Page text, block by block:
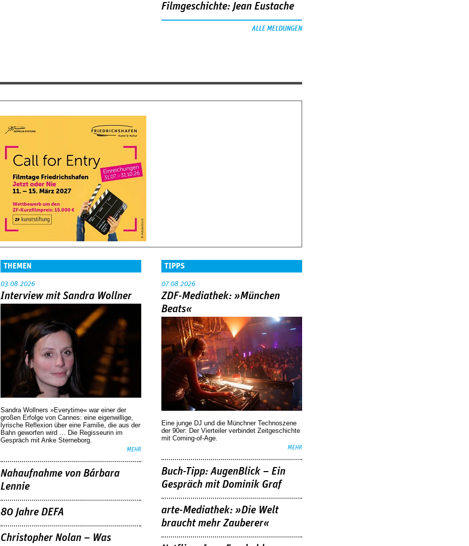
Filmgeschichte: Jean Eustache
ALLE MELDUNGEN
THEMEN
03.08.2026
Interview mit Sandra Wollner
Sandra Wollners »Everytime« war einer der
großen Erfolge von Cannes: eine eigenwillige,
lyrische Reflexion über eine ­Familie, die aus der
Bahn geworfen wird … Die Regisseurin im
Gespräch mit Anke Sterneborg.
MEHR
Nahaufnahme von Bárbara
Lennie
80 Jahre DEFA
Christopher Nolan – Was
TIPPS
07.08.2026
ZDF-Mediathek: »München
Beats«
Eine junge DJ und die Münchner Technoszene
der 90er: Der Vierteiler verbindet Zeitgeschichte
mit Coming-of-Age.
MEHR
Buch-Tipp: AugenBlick – Ein
Gespräch mit Dominik Graf
arte-Mediathek: »Die Welt
braucht mehr Zauberer«